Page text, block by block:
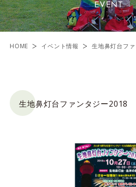
EVENT
HOME イベント情報 生地鼻灯台フ
生地鼻灯台ファンタジー2018